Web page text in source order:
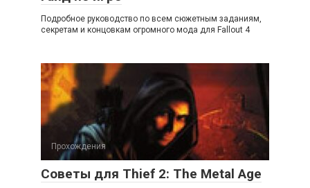
Подробное руководство по всем сюжетным заданиям,
секретам и концовкам огромного мода для Fallout 4
Прохождения
Советы для Thief 2: The Metal Age